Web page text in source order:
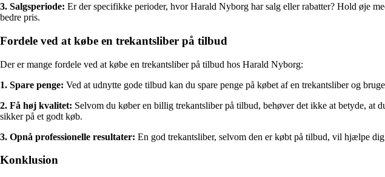
3. Salgsperiode: Er der specifikke perioder, hvor Harald Nyborg har salg eller rabatter? Hold øje
bedre pris.
Fordele ved at købe en trekantsliber på tilbud
Der er mange fordele ved at købe en trekantsliber på tilbud hos Harald Nyborg:
1. Spare penge: Ved at udnytte gode tilbud kan du spare penge på købet af en trekantsliber og
2. Få høj kvalitet: Selvom du køber en billig trekantsliber på tilbud, behøver det ikke at betyde,
sikker på et godt køb.
3. Opnå professionelle resultater: En god trekantsliber, selvom den er købt på tilbud, vil hjælpe
Konklusion